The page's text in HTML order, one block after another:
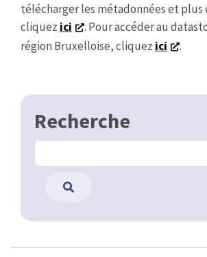
télécharger les métadonnées et
cliquez ici
. Pour accéder au
région Bruxelloise, cliquez ici .
Recherche